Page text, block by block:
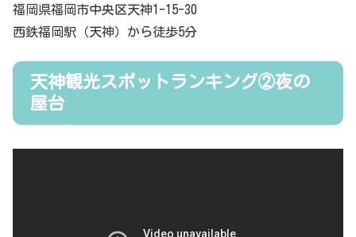
福岡県福岡市中央区天神1-15-30
西鉄福岡駅（天神）から徒歩5分
天神観光スポットランキング②夜の
屋台